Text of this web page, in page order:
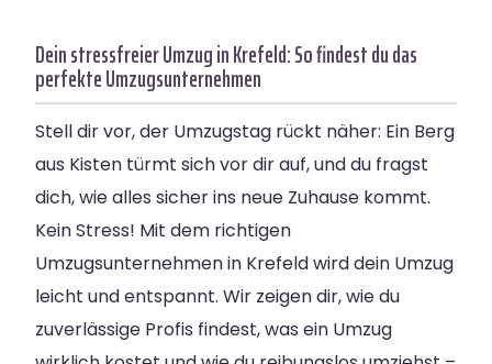
Dein stressfreier Umzug in Krefeld: So findest du das
perfekte Umzugsunternehmen
Stell dir vor, der Umzugstag rückt näher: Ein Berg
aus Kisten türmt sich vor dir auf, und du fragst
dich, wie alles sicher ins neue Zuhause kommt.
Kein Stress! Mit dem richtigen
Umzugsunternehmen in Krefeld wird dein Umzug
leicht und entspannt. Wir zeigen dir, wie du
zuverlässige Profis findest, was ein Umzug